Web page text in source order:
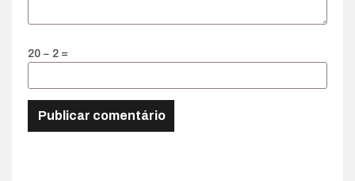
20 − 2 =